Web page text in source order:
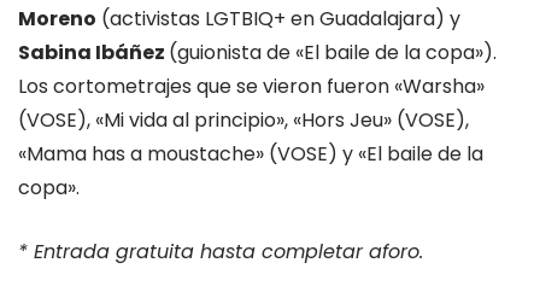
Moreno (activistas LGTBIQ+ en Guadalajara) y
Sabina Ibáñez (guionista de «El baile de la copa»).
Los cortometrajes que se vieron fueron «Warsha»
(VOSE), «Mi vida al principio», «Hors Jeu» (VOSE),
«Mama has a moustache» (VOSE) y «El baile de la
copa».
* Entrada gratuita hasta completar aforo.